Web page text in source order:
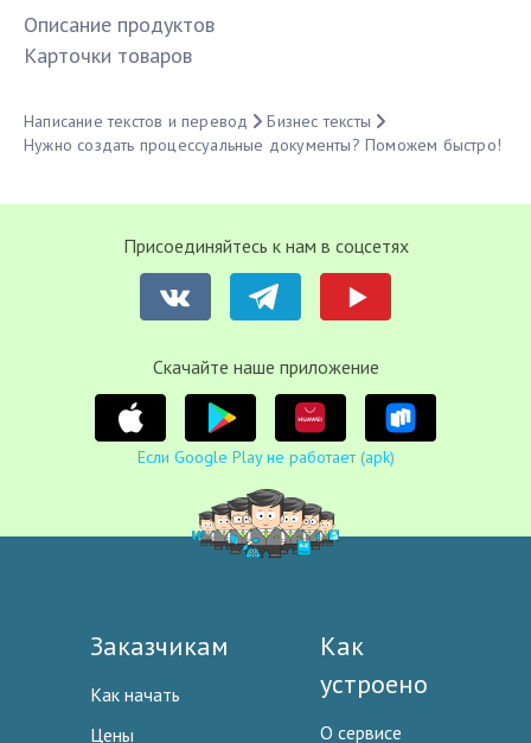
Описание продуктов
Карточки товаров
Написание текстов и перевод
Бизнес тексты
Нужно создать процессуальные документы? Поможем быстро!
Присоединяйтесь к нам в соцсетях
Cкачайте наше приложение
Если Google Play не работает (apk)
Заказчикам
Как начать
Цены
Как
устроено
О сервисе